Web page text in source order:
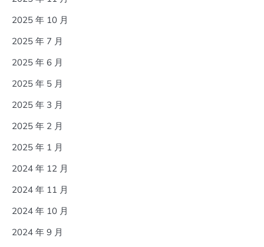
2025 年 10 月
2025 年 7 月
2025 年 6 月
2025 年 5 月
2025 年 3 月
2025 年 2 月
2025 年 1 月
2024 年 12 月
2024 年 11 月
2024 年 10 月
2024 年 9 月